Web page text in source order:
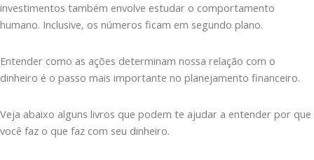
investimentos também envolve estudar o comportamento
humano. Inclusive, os números ficam em segundo plano.
Entender como as ações determinam nossa relação com o
dinheiro é o passo mais importante no planejamento financeiro.
Veja abaixo alguns livros que podem te ajudar a entender por que
você faz o que faz com seu dinheiro.